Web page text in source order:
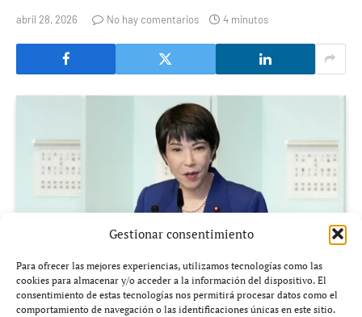
Gestionar consentimiento
Para ofrecer las mejores experiencias, utilizamos tecnologías como las
cookies para almacenar y/o acceder a la información del dispositivo. El
consentimiento de estas tecnologías nos permitirá procesar datos como el
comportamiento de navegación o las identificaciones únicas en este sitio.
abril 28, 2026 No hay comentarios 4 minutos